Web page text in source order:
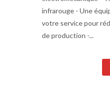
infrarouge - Une
votre service pour
de production -...